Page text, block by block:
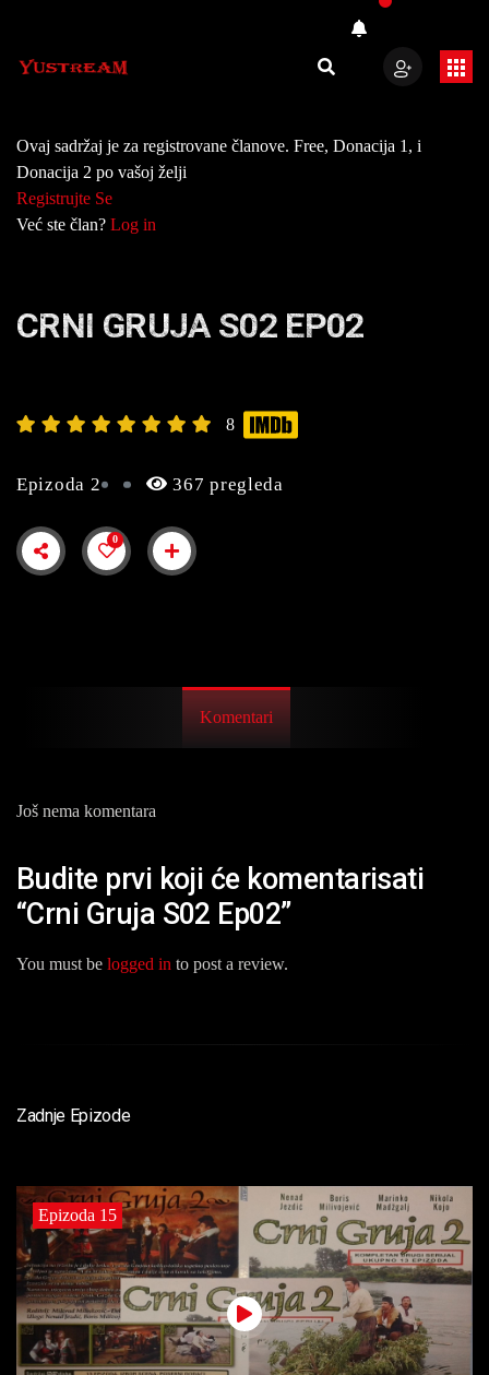
Ovaj sadržaj je za registrovane članove. Free, Donacija 1, i
Donacija 2 po vašoj želji
Registrujte Se
Već ste član? Log in
CRNI GRUJA S02 EP02
8
Epizoda 2 367 pregleda
0
Komentari
Još nema komentara
Budite prvi koji će komentarisati
“Crni Gruja S02 Ep02”
You must be logged in to post a review.
Zadnje Epizode
Epizoda 15